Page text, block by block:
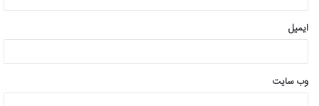
ایمیل
وب‌ سایت